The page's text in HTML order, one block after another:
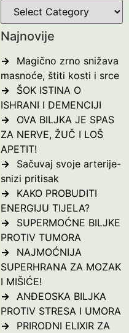
Najnovije
Magično zrno snižava
masnoće, štiti kosti i srce
ŠOK ISTINA O
ISHRANI I DEMENCIJI
OVA BILJKA JE SPAS
ZA NERVE, ŽUČ I LOŠ
APETIT!
Sačuvaj svoje arterije-
snizi pritisak
KAKO PROBUDITI
ENERGIJU TIJELA?
SUPERMOĆNE BILJKE
PROTIV TUMORA
NAJMOĆNIJA
SUPERHRANA ZA MOZAK
I MIŠIĆE!
ANĐEOSKA BILJKA
PROTIV STRESA I UMORA
PRIRODNI ELIXIR ZA